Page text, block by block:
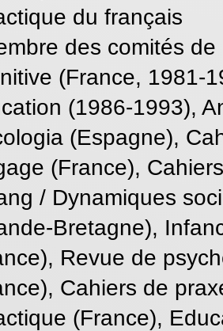
du français
des comités
(France, 1981-
(1986-1993),
(Espagne),
(France),
/ Dynamiques
Bretagne),
Revue de
Cahiers de
(France),